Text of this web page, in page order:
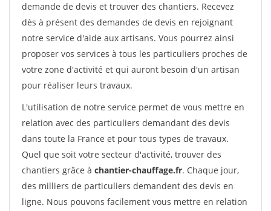
demande de devis et trouver des chantiers. Recevez
dès à présent des demandes de devis en rejoignant
notre service d'aide aux artisans. Vous pourrez ainsi
proposer vos services à tous les particuliers proches de
votre zone d'activité et qui auront besoin d'un artisan
pour réaliser leurs travaux.
L'utilisation de notre service permet de vous mettre en
relation avec des particuliers demandant des devis
dans toute la France et pour tous types de travaux.
Quel que soit votre secteur d'activité, trouver des
chantiers grâce à chantier-chauffage.fr. Chaque jour,
des milliers de particuliers demandent des devis en
ligne. Nous pouvons facilement vous mettre en relation